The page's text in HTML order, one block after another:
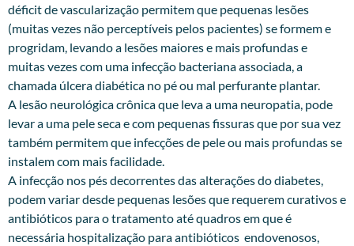
déficit de vascularização permitem que pequenas lesões
(muitas vezes não perceptíveis pelos pacientes) se formem e
progridam, levando a lesões maiores e mais profundas e
muitas vezes com uma infecção bacteriana associada, a
chamada úlcera diabética no pé ou mal perfurante plantar.
A lesão neurológica crônica que leva a uma neuropatia, pode
levar a uma pele seca e com pequenas fissuras que por sua vez
também permitem que infecções de pele ou mais profundas se
instalem com mais facilidade.
A infecção nos pés decorrentes das alterações do diabetes,
podem variar desde pequenas lesões que requerem curativos e
antibióticos para o tratamento até quadros em que é
necessária hospitalização para antibióticos endovenosos,